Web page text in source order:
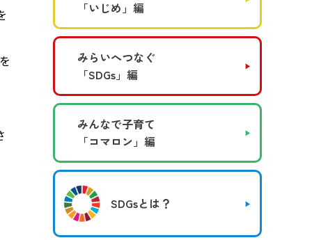
「いじめ」編
みらいへつなぐ
「SDGs」編
みんなで子育て
「コマロン」編
SDGsとは？